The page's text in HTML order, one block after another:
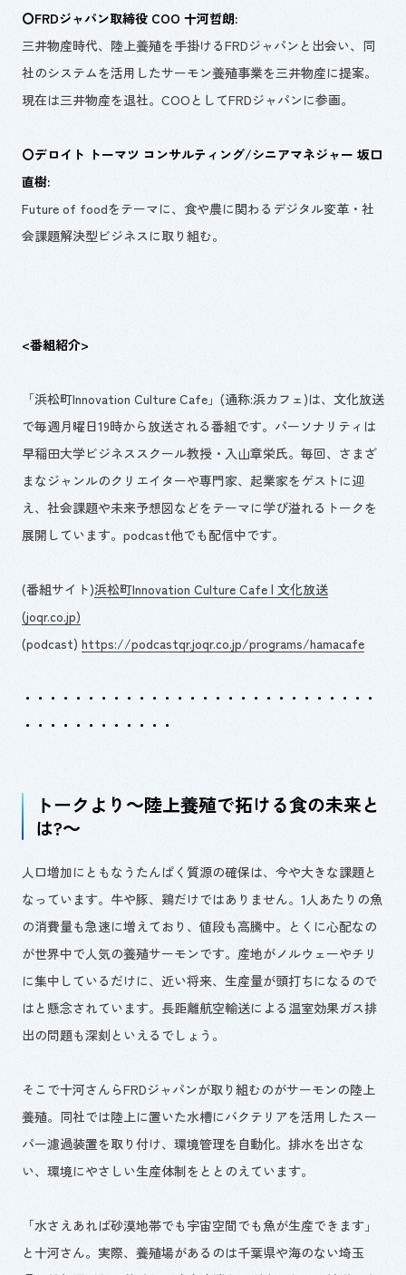
〇FRDジャパン取締役COO 十河哲朗:
三井物産時代、陸上養殖を手掛けるFRDジャパンと出会い、同
社のシステムを活用したサーモン養殖事業を三井物産に提案。
現在は三井物産を退社。 COO としてFRDジャパンに参画。
〇デロイト トーマツ コンサルティング/シニアマネジャー 坂口
直樹:
Future of foodをテーマに、食や農に関わるデジタル変革・社
会課題解決型ビジネスに取り組む。
<番組紹介>
「浜松町Innovation Culture Cafe」(通称:浜カフェ)は、文化放送
で毎週月曜日19時から放送される番組です。パーソナリティは
早稲田大学ビジネススクール教授・入山章栄氏。毎回、さまざ
まなジャンルのクリエイターや専門家、起業家をゲストに迎
え、社会課題や未来予想図などをテーマに学び溢れるトークを
展開しています。 podcast他でも配信中です。
(番組サイト)浜松町Innovation Culture Cafe | 文化放送
(joqr.co.jp)
(podcast) https://podcastqr.joqr.co.jp/programs/hamacafe
・・・・・・・・・・・・・・・・・・・・・・・・・・・・
・・・・・・・・・・・・
トークより～陸上養殖で拓ける食の未来と
は?～
人口増加にともなうたんぱく質源の確保は、今や大きな課題と
なっています。牛や豚、鶏だけではありません。1人あたりの魚
の消費量も急速に増えており、値段も高騰中。とくに心配なの
が世界中で人気の養殖サーモンです。産地がノルウェーやチリ
に集中しているだけに、近い将来、生産量が頭打ちになるので
はと懸念されています。長距離航空輸送による温室効果ガス排
出の問題も深刻といえるでしょう。
そこで十河さんらFRDジャパンが取り組むのがサーモンの陸上
養殖。同社では陸上に置いた水槽にバクテリアを活用したスー
パー濾過装置を取り付け、環境管理を自動化。排水を出さな
い、環境にやさしい生産体制をととのえています。
「水さえあれば砂漠地帯でも宇宙空間でも魚が生産できます」
と十河さん。実際、養殖場があるのは千葉県や海のない埼玉